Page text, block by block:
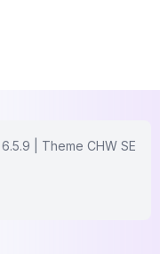
| Theme CHW SE